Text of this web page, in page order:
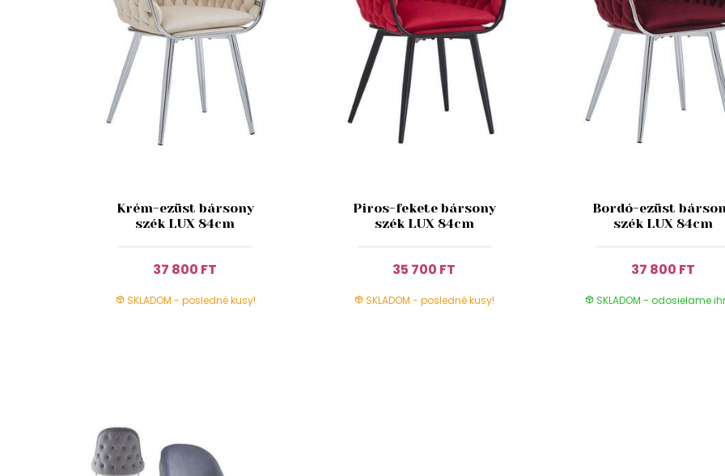
Krém-ezüst bársony
szék LUX 84cm
37 800 FT
SKLADOM - posledné kusy!
Piros-fekete bársony
szék LUX 84cm
35 700 FT
SKLADOM - posledné kusy!
Bordó-ezüst
szék LUX 84cm
37 800 FT
SKLADOM - odosielame